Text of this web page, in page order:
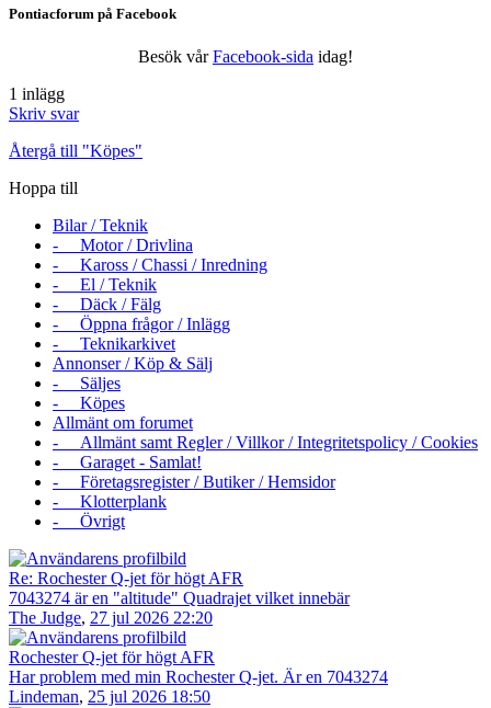
Pontiacforum på Facebook
Besök vårFacebook-sida idag!
1 inlägg
Skriv svar
Återgå till "Köpes"
Hoppa till
Bilar / Teknik
- Motor / Drivlina
- Kaross / Chassi / Inredning
- El / Teknik
- Däck / Fälg
- Öppna frågor / Inlägg
- Teknikarkivet
Annonser / Köp & Sälj
- Säljes
- Köpes
Allmänt om forumet
- Allmänt samt Regler / Villkor / Integritetspolicy / Cookies
- Garaget - Samlat!
- Företagsregister / Butiker / Hemsidor
- Klotterplank
- Övrigt
Re: Rochester Q-jet för högt AFR
7043274 är en "altitude" Quadrajet vilket innebär
The Judge, 27 jul 2026 22:20
Rochester Q-jet för högt AFR
Har problem med min Rochester Q-jet. Är en 7043274
Lindeman, 25 jul 2026 18:50